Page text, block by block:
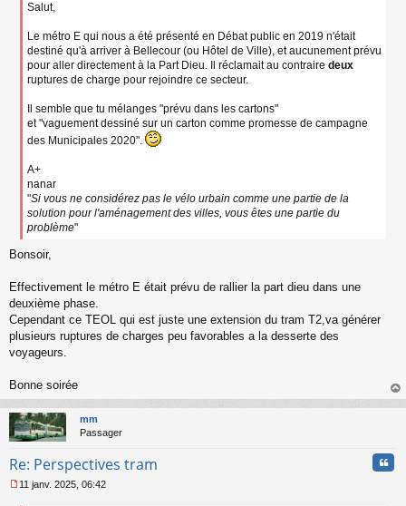
Salut,
Le métro E qui nous a été présenté en Débat public en 2019 n'était
destiné qu'à arriver à Bellecour (ou Hôtel de Ville), et aucunement prévu
pour aller directement à la Part Dieu. Il réclamait au contraire deux
ruptures de charge pour rejoindre ce secteur.
Il semble que tu mélanges "prévu dans les cartons"
et "vaguement dessiné sur un carton comme promesse de campagne
des Municipales 2020".
A+
nanar
"Si vous ne considérez pas le vélo urbain comme une partie de la
solution pour l'aménagement des villes, vous êtes une partie du
problème"
Bonsoir,
Effectivement le métro E était prévu de rallier la part dieu dans une
deuxième phase.
Cependant ce TEOL qui est juste une extension du tram T2,va générer
plusieurs ruptures de charges peu favorables a la desserte des
voyageurs.
Bonne soirée
au
mm
Passager
Re: Perspectives tram
11 janv. 2025, 06:42